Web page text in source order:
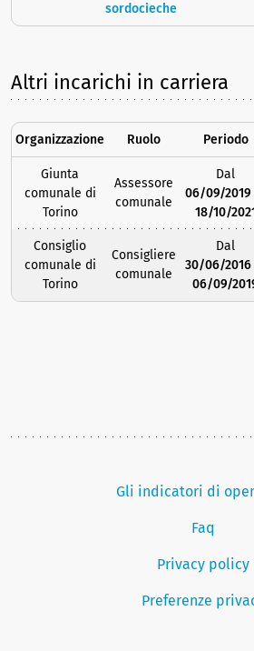
sordocieche
Altri incarichi in carriera
Organizzazione Ruolo Periodo
Giunta
comunale di
Torino
Assessore
comunale
Dal
06/09/2019
18/10/
Consiglio
comunale di
Torino
Consigliere
comunale
Dal
30/06/2016
06/09/
Gli indicatori di
Faq
Privacy policy
Preferenze